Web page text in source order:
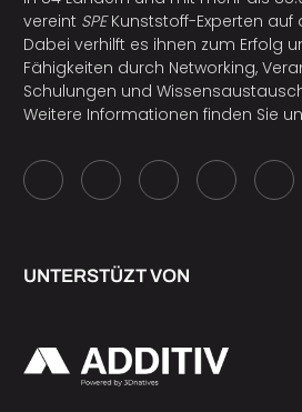
vereint SPEKunststoff-Experten auf
Dabei verhilft es ihnen zum Erfolg
Fähigkeiten durch Networking,
Schulungen und
Weitere Informationen finden Sie
UNTERSTÜZT VON